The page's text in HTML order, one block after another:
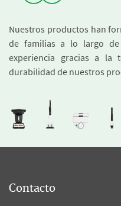
Nuestros productos han
de familias a lo largo
experiencia gracias a la
durabilidad de nuestros
Contacto